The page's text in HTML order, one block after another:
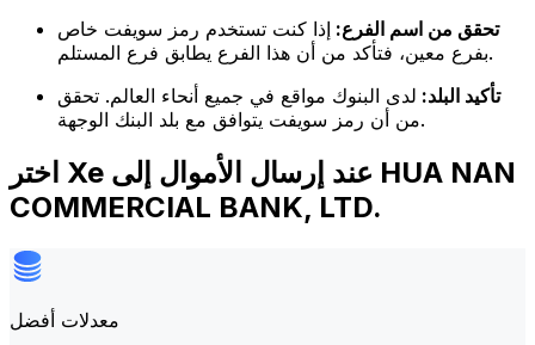
تحقق من اسم الفرع: إذا كنت تستخدم رمز سويفت خاص
بفرع معين، فتأكد من أن هذا الفرع يطابق فرع المستلم.
تأكيد البلد: لدى البنوك مواقع في جميع أنحاء العالم. تحقق
من أن رمز سويفت يتوافق مع بلد البنك الوجهة.
اختر Xe عند إرسال الأموال إلى HUA NAN
COMMERCIAL BANK, LTD.
معدلات أفضل